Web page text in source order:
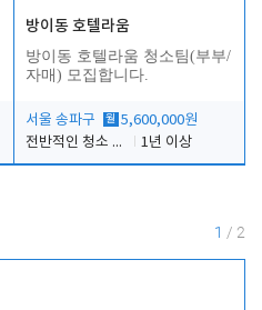
방이동 호텔라움
방이동 호텔라움 청소팀(부부/
자매) 모집합니다.
서울 송파구 월 5,600,000원
전반적인 청소 업무(객실청소.객실정리)
1년 이상
1 / 2